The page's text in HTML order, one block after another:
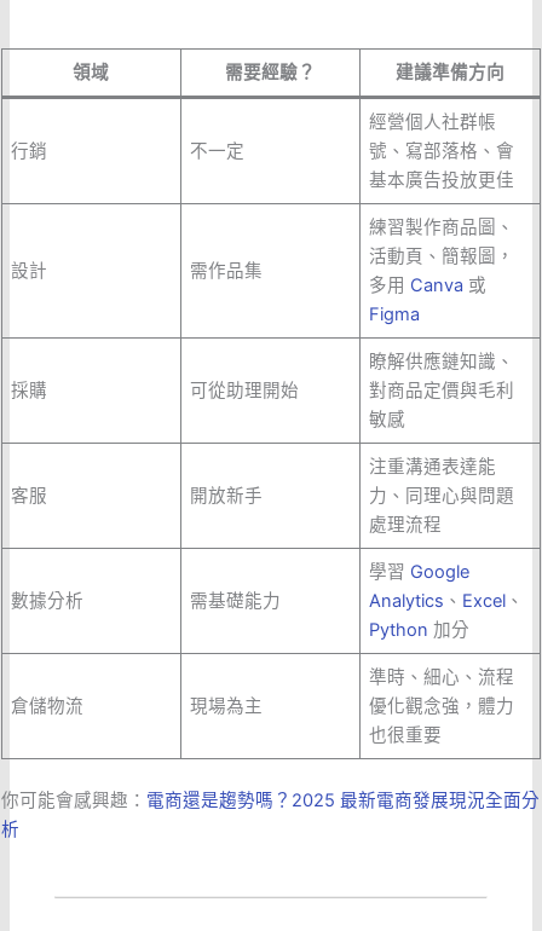
領域 需要經驗？ 建議準備方向
行銷 不一定
經營個人社群帳
號、寫部落格、會
基本廣告投放更佳
設計 需作品集
練習製作商品圖、
活動頁、簡報圖，
多用 Canva 或
Figma
採購 可從助理開始
瞭解供應鏈知識、
對商品定價與毛利
敏感
客服 開放新手
注重溝通表達能
力、同理心與問題
處理流程
數據分析 需基礎能力
學習 Google
Analytics 、 Excel、
Python 加分
倉儲物流 現場為主
準時、細心、流程
優化觀念強，體力
也很重要
你可能會感興趣： 電商還是趨勢嗎？2025 最新電商發展現況全面分
析